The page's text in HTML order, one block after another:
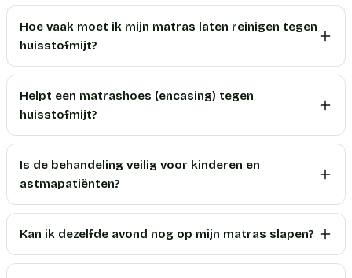
Hoe vaak moet ik mijn matras laten reinigen tegen
huisstofmijt?
Helpt een matrashoes (encasing) tegen
huisstofmijt?
Is de behandeling veilig voor kinderen en
astmapatiënten?
Kan ik dezelfde avond nog op mijn matras slapen?